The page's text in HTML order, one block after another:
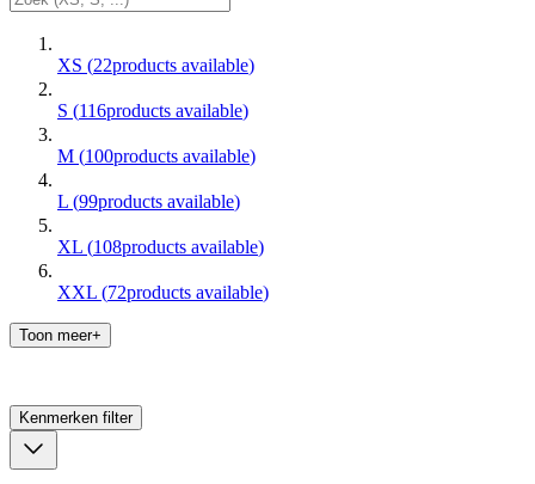
XS (22products available)
S (116products available)
M (100products available)
L (99products available)
XL (108products available)
XXL (72products available)
Toon meer+
Kenmerken filter